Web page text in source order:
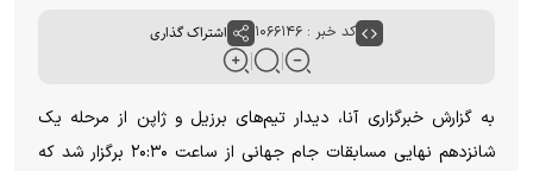
کد خبر : ۱۰۶۶۱۴۶ اشتراک گذاری
به گزارش خبرگزاری آنا، دیدار تیم‌های برزیل و ژاپن از مرحله یک
شانزدهم نهایی مسابقات جام جهانی از ساعت ۲۰:۳۰ برگزار شد که